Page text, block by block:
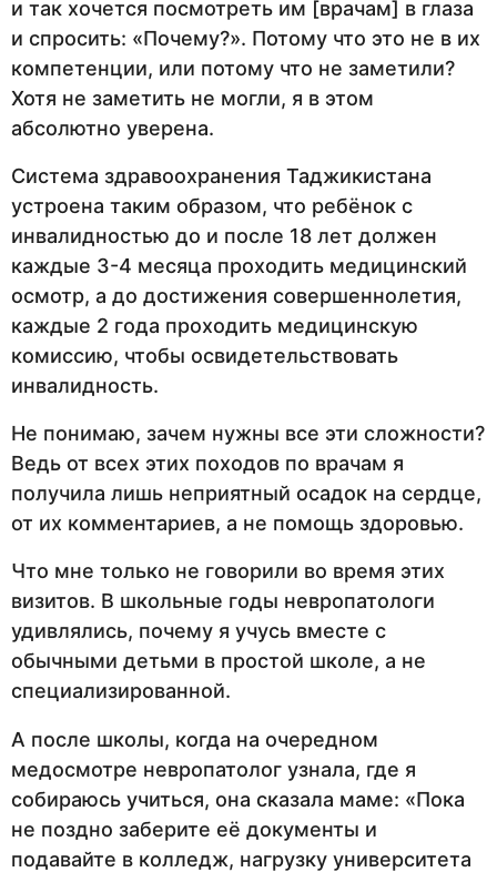
и так хочется посмотреть им [врачам] в глаза
и спросить: «Почему?». Потому что это не в их
компетенции, или потому что не заметили?
Хотя не заметить не могли, я в этом
абсолютно уверена.
Система здравоохранения Таджикистана
устроена таким образом, что ребёнок с
инвалидностью до и после 18 лет должен
каждые 3-4 месяца проходить медицинский
осмотр, а до достижения совершеннолетия,
каждые 2 года проходить медицинскую
комиссию, чтобы освидетельствовать
инвалидность.
Не понимаю, зачем нужны все эти сложности?
Ведь от всех этих походов по врачам я
получила лишь неприятный осадок на сердце,
от их комментариев, а не помощь здоровью.
Что мне только не говорили во время этих
визитов. В школьные годы невропатологи
удивлялись, почему я учусь вместе с
обычными детьми в простой школе, а не
специализированной.
А после школы, когда на очередном
медосмотре невропатолог узнала, где я
собираюсь учиться, она сказала маме: «Пока
не поздно заберите её документы и
подавайте в колледж, нагрузку университета